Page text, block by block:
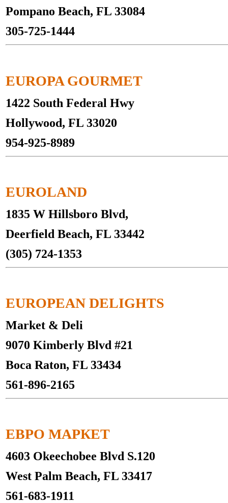
Pompano Beach, FL 33084
305-725-1444
EUROPA GOURMET
1422 South Federal Hwy
Hollywood, FL 33020
954-925-8989
EUROLAND
1835 W Hillsboro Blvd,
Deerfield Beach, FL 33442
(305) 724-1353
EUROPEAN DELIGHTS
Market & Deli
9070 Kimberly Blvd #21
Boca Raton, FL 33434
561-896-2165
ЕВРО МАРКЕТ
4603 Okeechobee Blvd S.120
West Palm Beach, FL 33417
561-683-1911